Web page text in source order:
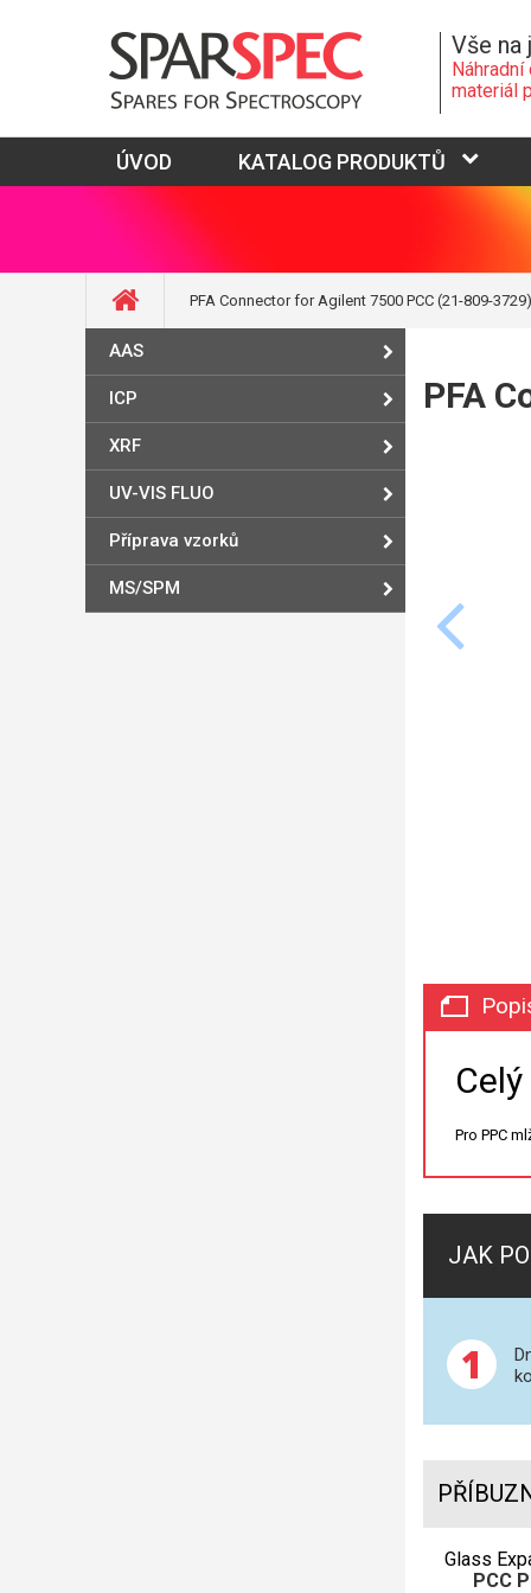
Vše na
materiál
ÚVOD KATALOG PRODUKTŮ
PFA Connector for Agilent 7500 PCC (21-809-3729)
AAS
ICP
XRF
UV-VIS FLUO
Příprava vzorků
MS/SPM
PFA
Pro PPC
JAK
1
Glass
PCC